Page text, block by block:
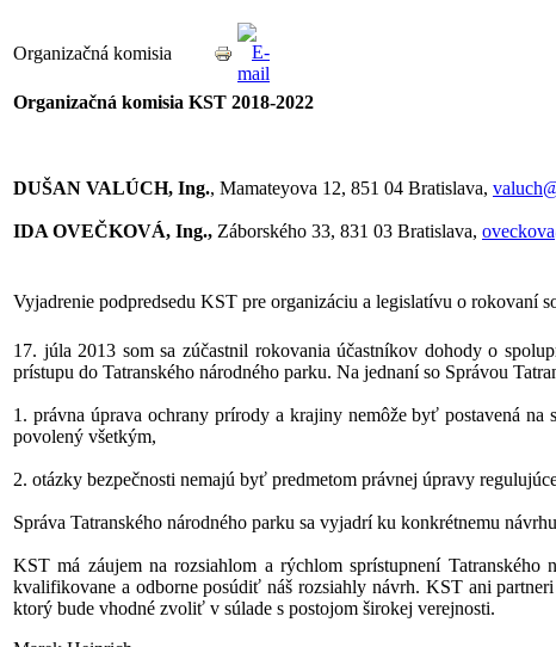
Organizačná komisia
Organizačná komisia KST 2018-2022
DUŠAN VALÚCH, Ing., Mamateyova 12, 851 04 Bratislava,
IDA OVEČKOVÁ, Ing., Záborského 33, 831 03 Bratislava,
Vyjadrenie podpredsedu KST pre organizáciu a legislatívu o rokovaní
17. júla 2013 som sa zúčastnil rokovania účastníkov dohody o
prístupu do Tatranského národného parku. Na jednaní so Správou
1. právna úprava ochrany prírody a krajiny nemôže byť postavená
povolený všetkým,
2. otázky bezpečnosti nemajú byť predmetom právnej úpravy
Správa Tatranského národného parku sa vyjadrí ku konkrétnemu
KST má záujem na rozsiahlom a rýchlom sprístupnení
kvalifikovane a odborne posúdiť náš rozsiahly návrh. KST ani
ktorý bude vhodné zvoliť v súlade s postojom širokej verejnosti.